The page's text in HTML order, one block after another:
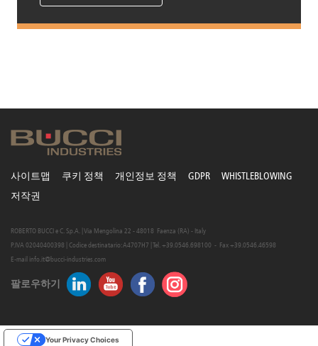
사이트맵 쿠키 정책 개인정보 정책 GDPR
WHISTLEBLOWING
저작권
ROBERTO BUCCI e C. S.p.A. | Via Mengolina 22 - 48018 Faenza (RA) - Italy
P.IVA 02040400398 | Codice destinatario: A4707H7 | Tel. +39.0546.698100 - Fax +39.0546.46598
E-mail info.it@bucci-industries.com
팔로우하기
Your Privacy Choices